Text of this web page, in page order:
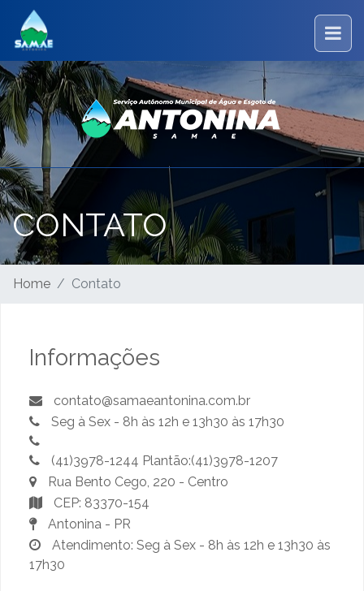
CONTATO
Home Contato
Informações
contato@samaeantonina.com.br
Seg à Sex - 8h às 12h e 13h30 às 17h30
(41)3978-1244 Plantão:(41)3978-1207
Rua Bento Cego, 220 - Centro
CEP: 83370-154
Antonina - PR
Atendimento: Seg à Sex - 8h às 12h e 13h30 às
17h30